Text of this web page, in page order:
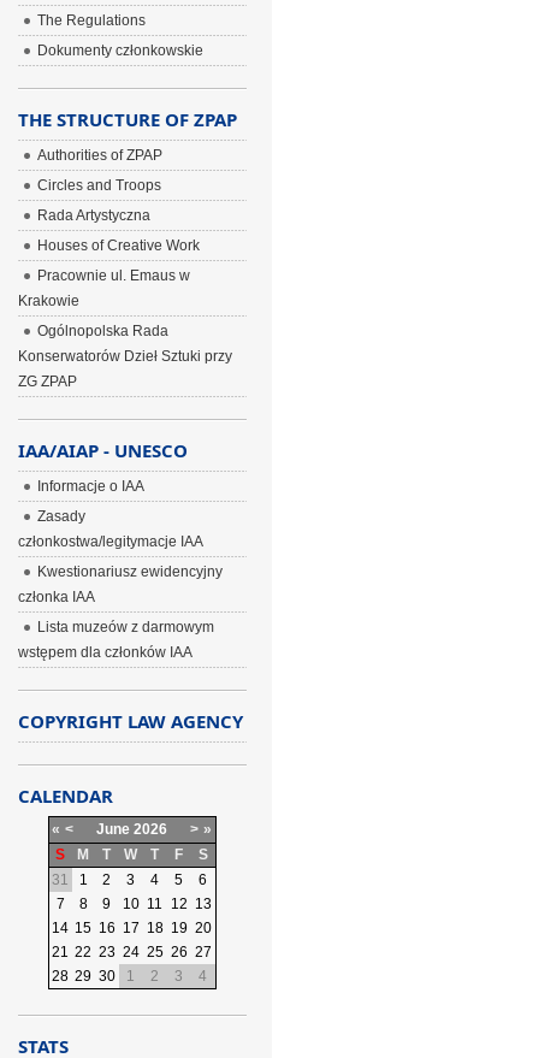
The Regulations
Dokumenty członkowskie
THE STRUCTURE OF ZPAP
Authorities of ZPAP
Circles and Troops
Rada Artystyczna
Houses of Creative Work
Pracownie ul. Emaus w
Krakowie
Ogólnopolska Rada
Konserwatorów Dzieł Sztuki przy
ZG ZPAP
IAA/AIAP - UNESCO
Informacje o IAA
Zasady
członkostwa/legitymacje IAA
Kwestionariusz ewidencyjny
członka IAA
Lista muzeów z darmowym
wstępem dla członków IAA
COPYRIGHT LAW AGENCY
CALENDAR
« < June 2026 > »
S
M T W T F
S
31
1 2 3 4 5
6
7
8 9 10 11 12 13
14 15 16 17 18 19 20
21 22 23 24 25 26 27
28 29 30 1 2 3 4
STATS